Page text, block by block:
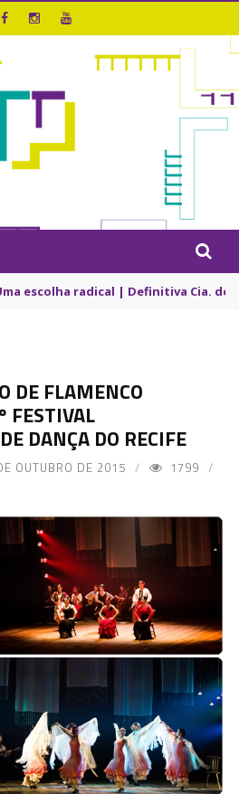
escolha radical | Definitiva Cia. de
DE FLAMENCO
FESTIVAL
DANÇA DO RECIFE
OUTUBRO DE 2015 1799